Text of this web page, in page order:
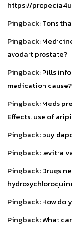
https://
Pingback:Tons
Pingback:
avodart prostate?
Pingback:Pills
medication
Pingback:Meds
Effects. use of
Pingback:buy
Pingback:levitra
Pingback:Drugs
Pingback:How do
Pingback:What